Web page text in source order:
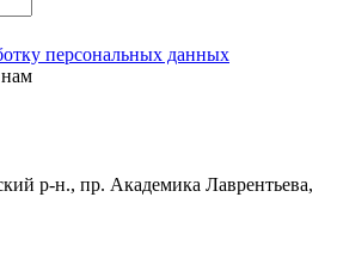
персональных данных
р-н., пр. Академика Лаврентьева,